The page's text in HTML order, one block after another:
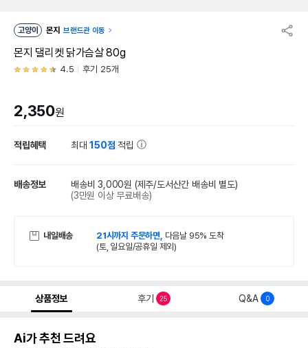
고양이 몬지 브랜드관 이동
몬지 댈리켓 닭가슴살 80g
4.5 후기 25개
2,350원
적립혜택 최대150점 적립
배송정보 배송비 3,000원 (제주/도서산간 배송비 별도)
(3만원 이상 무료배송)
내일배송 21시까지 주문하면, 다음날 95% 도착
(토, 일요일/공휴일 제외)
상품정보 후기 25 Q&A 0
Ai가 추천 드려요